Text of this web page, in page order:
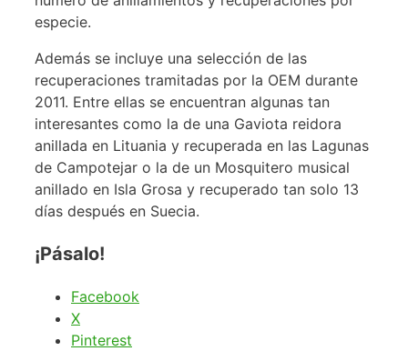
especie.
Además se incluye una selección de las
recuperaciones tramitadas por la OEM durante
2011. Entre ellas se encuentran algunas tan
interesantes como la de una Gaviota reidora
anillada en Lituania y recuperada en las Lagunas
de Campotejar o la de un Mosquitero musical
anillado en Isla Grosa y recuperado tan solo 13
días después en Suecia.
¡Pásalo!
Facebook
X
Pinterest